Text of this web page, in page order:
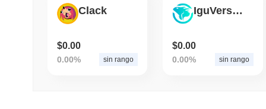
Clack
$0.00
0.00% sin rango
IguVerse IGU
$0.00
0.00% sin rango